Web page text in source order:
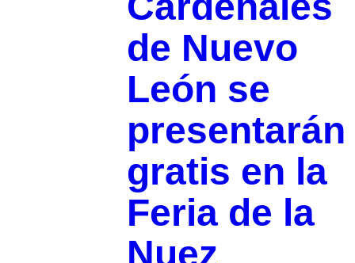
de Nuevo
León se
presentarán
gratis en la
Feria de la
Nuez